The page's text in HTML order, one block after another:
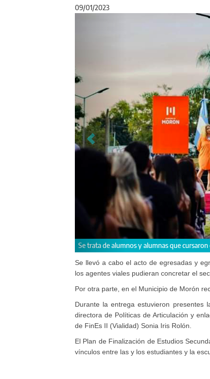
09/01/2023
Se llevó a cabo el acto de egresadas y
los agentes viales pudieran concretar el
Por otra parte, en el Municipio de Morón
Durante la entrega estuvieron presentes
directora de Políticas de Articulación y
de FinEs II (Vialidad) Sonia Iris Rolón.
El Plan de Finalización de Estudios
vínculos entre las y los estudiantes y la